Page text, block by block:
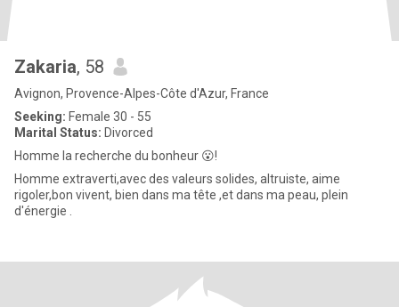
Zakaria, 58
Avignon, Provence-Alpes-Côte d'Azur, France
Seeking: Female 30 - 55
Marital Status: Divorced
Homme la recherche du bonheur 😮!
Homme extraverti,avec des valeurs solides, altruiste, aime
rigoler,bon vivent, bien dans ma tête ,et dans ma peau, plein
d'énergie .